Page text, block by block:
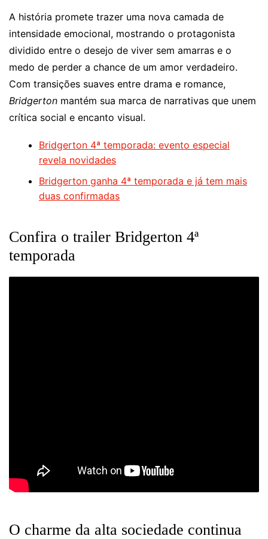
A história promete trazer uma nova camada de
intensidade emocional, mostrando o protagonista
dividido entre o desejo de viver sem amarras e o
medo de perder a chance de um amor verdadeiro.
Com transições suaves entre drama e romance,
Bridgerton mantém sua marca de narrativas que unem
crítica social e encanto visual.
Bridgerton 4ª temporada: evento especial
revela novidades
Bridgerton ganha 4ª temporada e já tem mais
duas confirmadas
Confira o trailer Bridgerton 4ª
temporada
O charme da alta sociedade continua